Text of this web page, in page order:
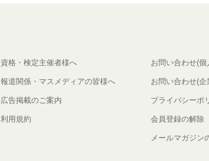
資格・検定主催者様へ
報道関係・マスメディアの皆様へ
広告掲載のご案内
利用規約
お問い合わせ(個
お問い合わせ(企
プライバシーポ
会員登録の解除
メールマガジン